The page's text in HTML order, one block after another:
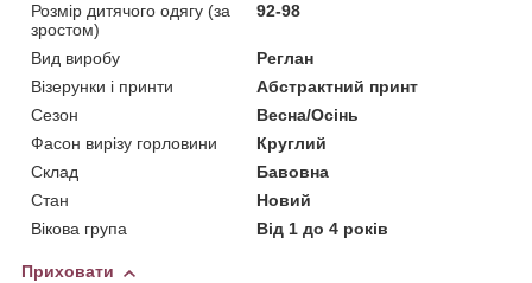
Розмір дитячого одягу (за
зростом)
92-98
Вид виробу
Реглан
Візерунки і принти
Абстрактний принт
Сезон
Весна/Осінь
Фасон вирізу горловини
Круглий
Склад
Бавовна
Стан
Новий
Вікова група
Від 1 до 4 років
Приховати